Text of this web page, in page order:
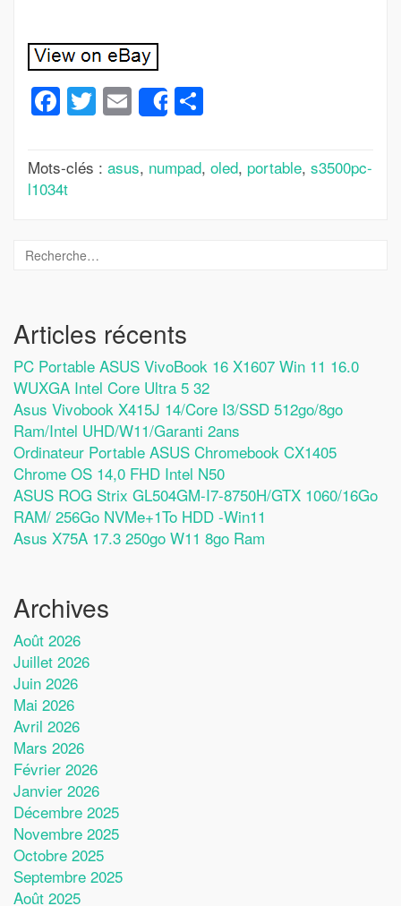
Facebook
Twitter
Email
Share
Mots-clés : asus, numpad, oled, portable, s3500pc-
l1034t
Articles récents
PC Portable ASUS VivoBook 16 X1607 Win 11 16.0
WUXGA Intel Core Ultra 5 32
Asus Vivobook X415J 14/Core I3/SSD 512go/8go
Ram/Intel UHD/W11/Garanti 2ans
Ordinateur Portable ASUS Chromebook CX1405
Chrome OS 14,0 FHD Intel N50
ASUS ROG Strix GL504GM-I7-8750H/GTX 1060/16Go
RAM/ 256Go NVMe+1To HDD -Win11
Asus X75A 17.3 250go W11 8go Ram
Archives
Août 2026
Juillet 2026
Juin 2026
Mai 2026
Avril 2026
Mars 2026
Février 2026
Janvier 2026
Décembre 2025
Novembre 2025
Octobre 2025
Septembre 2025
Août 2025